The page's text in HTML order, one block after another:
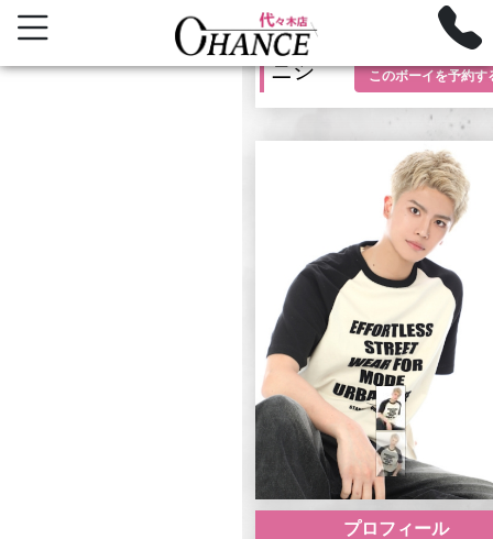
ニシ このボーイを予約す
プロフィール